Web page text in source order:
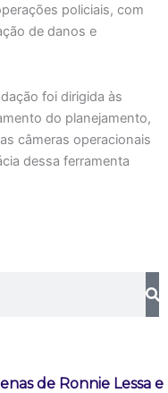
policiais, com
de danos e
foi dirigida às
do planejamento,
câmeras operacionais
dessa ferramenta
de Ronnie Lessa